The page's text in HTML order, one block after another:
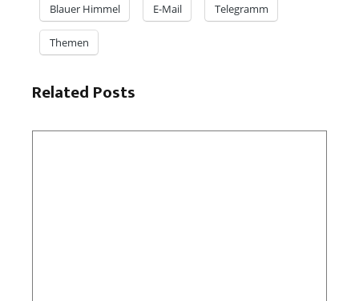
Blauer Himmel E-Mail Telegramm
Themen
Related Posts